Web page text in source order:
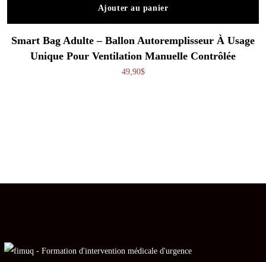
Ajouter au panier
Smart Bag Adulte – Ballon Autoremplisseur À Usage
Unique Pour Ventilation Manuelle Contrôlée
49,90$